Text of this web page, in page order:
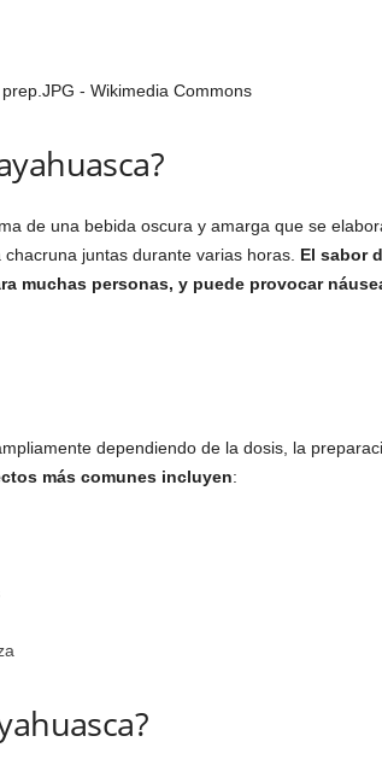
de una bebida oscura y amarga que se
juntas durante varias horas. El sabor
muchas personas, y puede provocar
dependiendo de la dosis, la
más comunes incluyen: